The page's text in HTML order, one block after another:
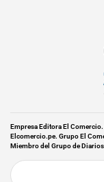
Empresa Editora El
Elcomercio.pe. Grupo El
Miembro del Grupo de